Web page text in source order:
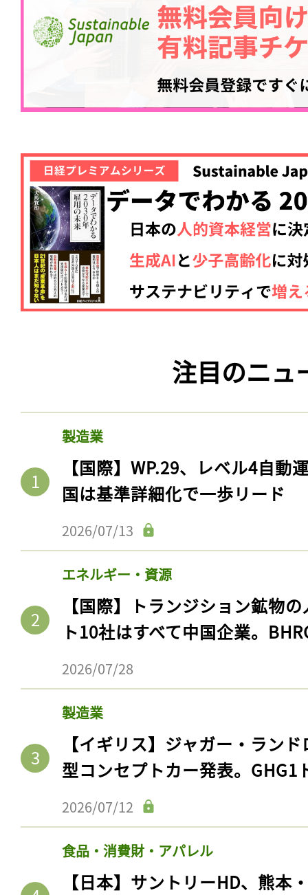
注目のニュ
製造業
【国際】WP.29、レベル4自動
国は基準詳細化で一歩リード
2026/07/13
エネルギー・資源
【国際】トランジション鉱物
ト10社はすべて中国企業。
2026/07/28
製造業
【イギリス】ジャガー・ラン
型コンセプトカー発表。GHG1
2026/07/12
食品・消費財・アパレル
【日本】サントリーHD、熊本